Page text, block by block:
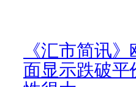
《汇市简讯
面显示跌破